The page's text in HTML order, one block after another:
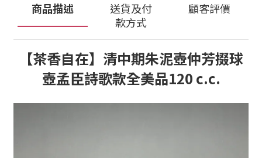
商品描述
送貨及付
款方式
顧客評價
【茶香自在】清中期朱泥壺仲芳掇球
壺孟臣詩歌款全美品120 c.c.